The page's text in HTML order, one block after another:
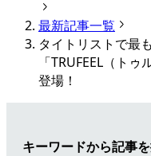
最新記事一覧
タイトリストで最
「TRUFEEL（ト
登場！
キーワードから記事